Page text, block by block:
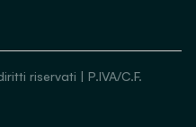
riservati | P.IVA/C.F.